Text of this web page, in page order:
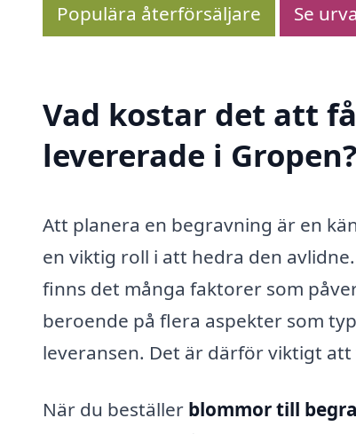
Populära återförsäljare Se
Vad kostar det att
levererade i Gropen?
Att planera en begravning är en
en viktig roll i att hedra den
finns det många faktorer som
beroende på flera aspekter som
leveransen. Det är därför viktigt
När du beställer blommor till